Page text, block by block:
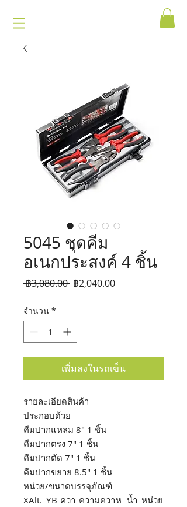
5045 ชุดคีม
อเนกประสงค์ 4 ชิ้น
฿3,080.00 ราคา
฿2,040.00ราคา
จำนวน *
เพิ่มลงในรถเข็น
รายละเอียดสินค้า
ประกอบด้วย
คีมปากแหลม 8" 1 ชิ้น
คีมปากตรง 7" 1 ชิ้น
คีมปากตัด 7" 1 ชิ้น
คีมปากขยาย 8.5" 1 ชิ้น
หน่วย/ขนาดบรรจุภัณฑ์
XAlt. YB ควา ความควาห น้ำ หน่วย